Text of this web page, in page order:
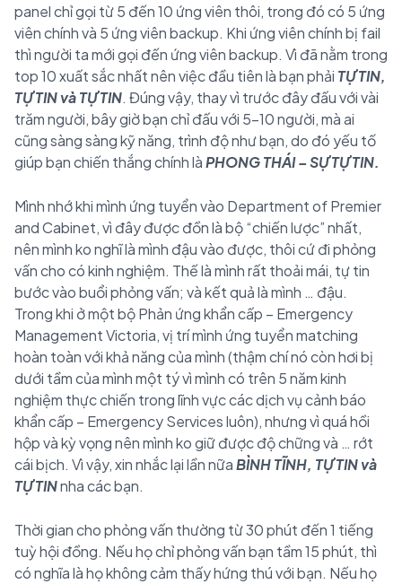
panel chỉ gọi từ 5 đến 10 ứng viên thôi, trong đó có 5 ứng
viên chính và 5 ứng viên backup. Khi ứng viên chính bị fail
thì người ta mới gọi đến ứng viên backup. Vì đã nằm trong
top 10 xuất sắc nhất nên việc đầu tiên là bạn phải TỰ TIN,
TỰ TIN và TỰ TIN. Đúng vậy, thay vì trước đây đấu với vài
trăm người, bây giờ bạn chỉ đấu với 5-10 người, mà ai
cũng sàng sàng kỹ năng, trình độ như bạn, do đó yếu tố
giúp bạn chiến thắng chính làPHONG THÁI – SỰ TỰ TIN.
Mình nhớ khi mình ứng tuyển vào Department of Premier
and Cabinet, vì đây được đồn là bộ “chiến lược” nhất,
nên mình ko nghĩ là mình đậu vào được, thôi cứ đi phỏng
vấn cho có kinh nghiệm. Thế là mình rất thoải mái, tự tin
bước vào buổi phỏng vấn; và kết quả là mình … đậu.
Trong khi ở một bộ Phản ứng khẩn cấp – Emergency
Management Victoria, vị trí mình ứng tuyển matching
hoàn toàn với khả năng của mình (thậm chí nó còn hơi bị
dưới tầm của mình một tý vì mình có trên 5 năm kinh
nghiệm thực chiến trong lĩnh vực các dịch vụ cảnh báo
khẩn cấp – Emergency Services luôn), nhưng vì quá hồi
hộp và kỳ vọng nên mình ko giữ được độ chững và … rớt
cái bịch. Vì vậy, xin nhắc lại lần nữaBÌNH TĨNH, TỰ TIN và
TỰ TINnha các bạn.
Thời gian cho phỏng vấn thường từ 30 phút đến 1 tiếng
tuỳ hội đồng. Nếu họ chỉ phỏng vấn bạn tầm 15 phút, thì
có nghĩa là họ không cảm thấy hứng thú với bạn. Nếu họ